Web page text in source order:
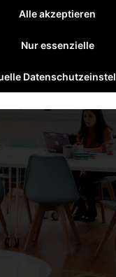
Alle akzeptieren
Nur essenzielle